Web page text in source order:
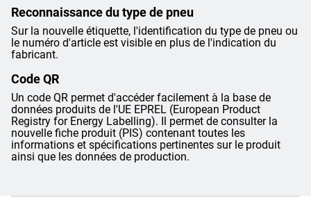
Reconnaissance du type de pneu
Sur la nouvelle étiquette, l'identification du type de pneu ou
le numéro d'article est visible en plus de l'indication du
fabricant.
Code QR
Un code QR permet d'accéder facilement à la base de
données produits de l'UE EPREL (European Product
Registry for Energy Labelling). Il permet de consulter la
nouvelle fiche produit (PIS) contenant toutes les
informations et spécifications pertinentes sur le produit
ainsi que les données de production.